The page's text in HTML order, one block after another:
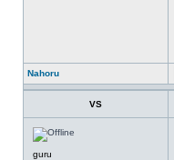
Nahoru
VS
guru